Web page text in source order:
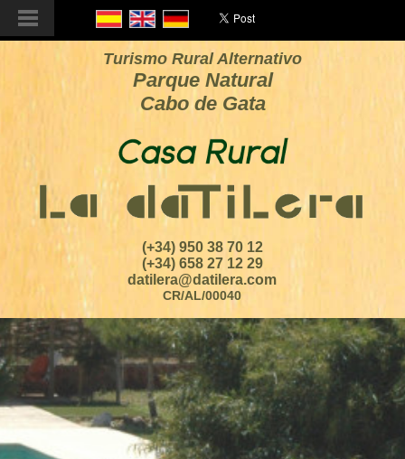
Turismo Rural Alternativo
Parque Natural
Cabo de Gata
(+34) 950 38 70 12
(+34) 658 27 12 29
datilera@datilera.com
CR/AL/00040